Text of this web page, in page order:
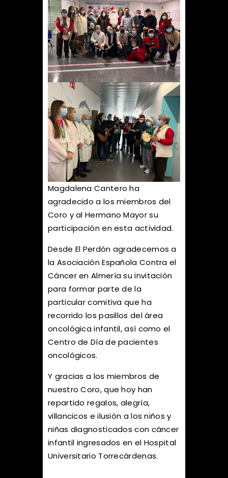
Magdalena Cantero ha
agradecido a los miembros del
Coro y al Hermano Mayor su
participación en esta actividad.
Desde El Perdón agradecemos a
la Asociación Española Contra el
Cáncer en Almería su invitación
para formar parte de la
particular comitiva que ha
recorrido los pasillos del área
oncológica infantil, así como el
Centro de Día de pacientes
oncológicos.
Y gracias a los miembros de
nuestro Coro, que hoy han
repartido regalos, alegría,
villancicos e ilusión a los niños y
niñas diagnosticados con cáncer
infantil ingresados en el Hospital
Universitario Torrecárdenas.